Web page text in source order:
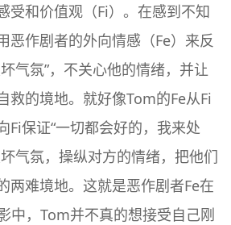
受和价值观（Fi）。在感到不知
恶作剧者的外向情感（Fe）来反
气氛”，不关心他的情绪，并让
救的境地。就好像Tom的Fe从Fi
Fi保证“一切都会好的，我来处
气氛，操纵对方的情绪，把他们
两难境地。这就是恶作剧者Fe在
中，Tom并不真的想接受自己刚